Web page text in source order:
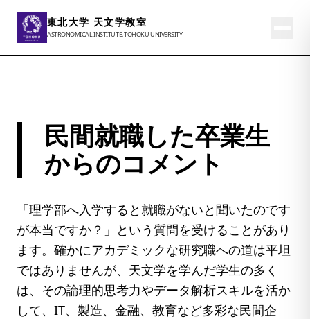
東北大学 天文学教室
ASTRONOMICAL INSTITUTE, TOHOKU UNIVERSITY
民間就職した卒業生
からのコメント
「理学部へ入学すると就職がないと聞いたのです
が本当ですか？」という質問を受けることがあり
ます。確かにアカデミックな研究職への道は平坦
ではありませんが、天文学を学んだ学生の多く
は、その論理的思考力やデータ解析スキルを活か
して、IT、製造、金融、教育など多彩な民間企